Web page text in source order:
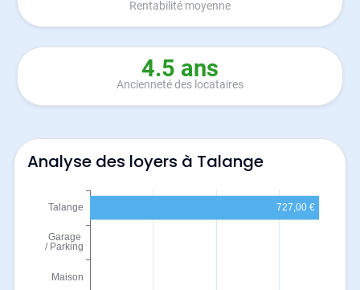
Rentabilité moyenne
4.5 ans
Ancienneté des locataires
Analyse des loyers à Talange